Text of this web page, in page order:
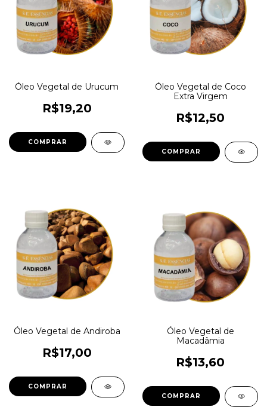
Óleo Vegetal de Urucum
R$19,20
COMPRAR
Óleo Vegetal de Coco
Extra Virgem
R$12,50
COMPRAR
Óleo Vegetal de Andiroba
R$17,00
COMPRAR
Óleo Vegetal de
Macadâmia
R$13,60
COMPRAR